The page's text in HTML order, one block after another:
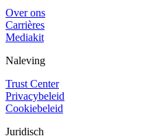
Over ons
Carrières
Mediakit
Naleving
Trust Center
Privacybeleid
Cookiebeleid
Juridisch